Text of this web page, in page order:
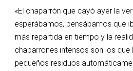
«El chaparrón que cayó ayer la
esperábamos, pensábamos que
más repartida en tiempo y la
chaparrones intensos son los que
pequeños residuos